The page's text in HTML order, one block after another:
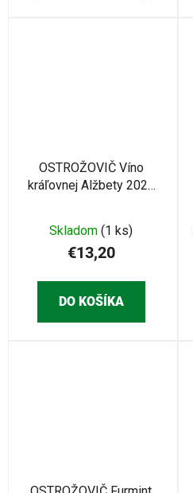
OSTROŽOVIČ Víno
kráľovnej Alžbety 2024
Skladom (1 ks)
€13,20
DO KOŠÍKA